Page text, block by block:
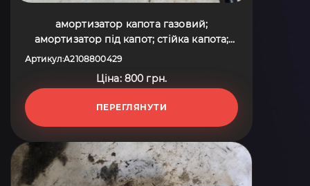
амортизатор капота газовий;
амортизатор під капот; стійка капота;
упор капота; амортизатор капота
A2108800429
Артикул:A2108800429
Ціна: 800 грн.
ПЕРЕГЛЯНУТИ